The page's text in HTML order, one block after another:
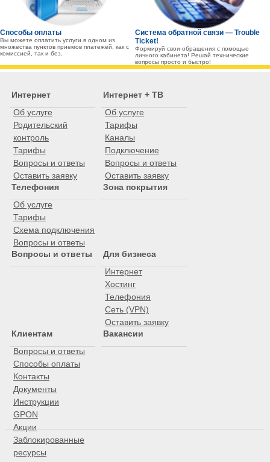
Способы оплаты
Вы можете оплатить услуги в одном из
множества пунктов приемов платежей, как с
комиссией, так и без.
Система обратной связи — Trouble
Ticket!
Формируй свои обращения с помощью
личного кабинета! Решай технические
вопросы просто и быстро!
Интернет
Об услуге
Родительский
контроль
Тарифы
Вопросы и ответы
Оставить заявку
Интернет + ТВ
Об услуге
Тарифы
Каналы
Подключение
Вопросы и ответы
Оставить заявку
Телефония
Об услуге
Тарифы
Схема подключения
Вопросы и ответы
Зона покрытия
Вопросы и ответы
Для бизнеса
Интернет
Хостинг
Телефония
Сеть (VPN)
Оставить заявку
Клиентам
Вопросы и ответы
Способы оплаты
Контакты
Документы
Инструкции
GPON
Акции
Заблокированные
ресурсы
Вакансии